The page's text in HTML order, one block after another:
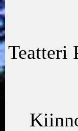
Teatteri